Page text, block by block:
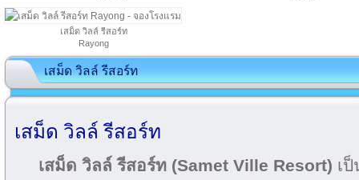
เสม็ด วิลล์ รีสอร์ท
Rayong
เสม็ด วิลล์ รีสอร์ท
เสม็ด วิลล์ รีสอร์ท
เสม็ด วิลล์ รีสอร์ท (Samet Ville Resort) เ